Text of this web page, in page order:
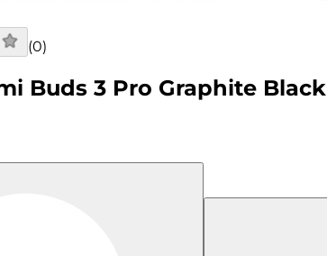
(0)
Buds 3 Pro Graphite Black